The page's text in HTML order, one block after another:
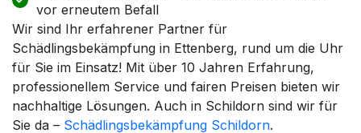
vor erneutem Befall
Wir sind Ihr erfahrener Partner für
Schädlingsbekämpfung in Ettenberg, rund um die Uhr
für Sie im Einsatz! Mit über 10 Jahren Erfahrung,
professionellem Service und fairen Preisen bieten wir
nachhaltige Lösungen. Auch in Schildorn sind wir für
Sie da – Schädlingsbekämpfung Schildorn.